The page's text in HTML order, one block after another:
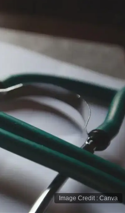
Image Credit: Canva